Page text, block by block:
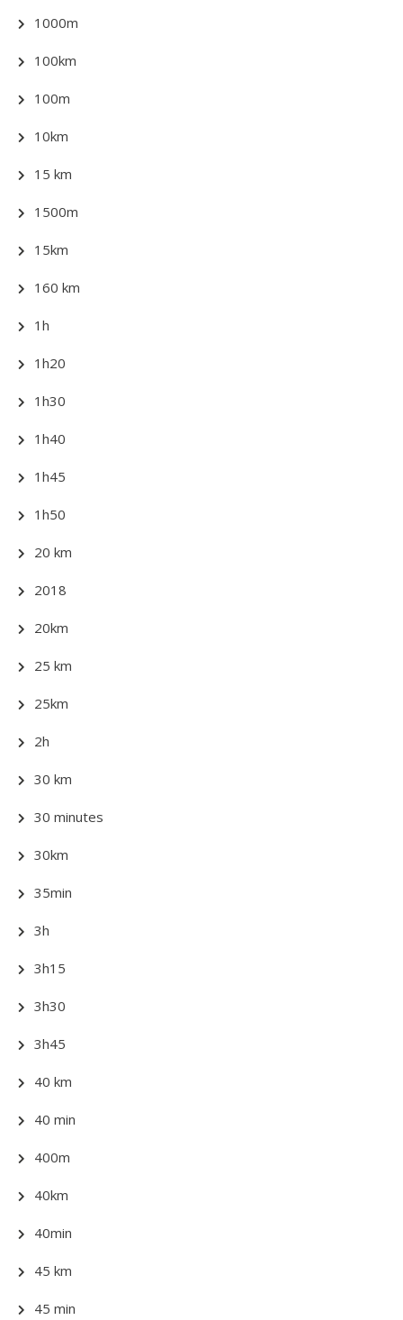
1000m
100km
100m
10km
15 km
1500m
15km
160 km
1h
1h20
1h30
1h40
1h45
1h50
20 km
2018
20km
25 km
25km
2h
30 km
30 minutes
30km
35min
3h
3h15
3h30
3h45
40 km
40 min
400m
40km
40min
45 km
45 min